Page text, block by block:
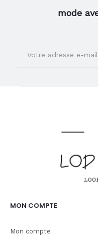
mode
MON COMPTE
Mon compte